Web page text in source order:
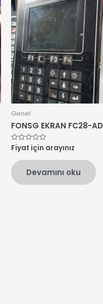
Genel
FONSG EKRAN FC28-AD
5
üzerinden
oy
aldı
Fiyat için arayınız
Devamını oku